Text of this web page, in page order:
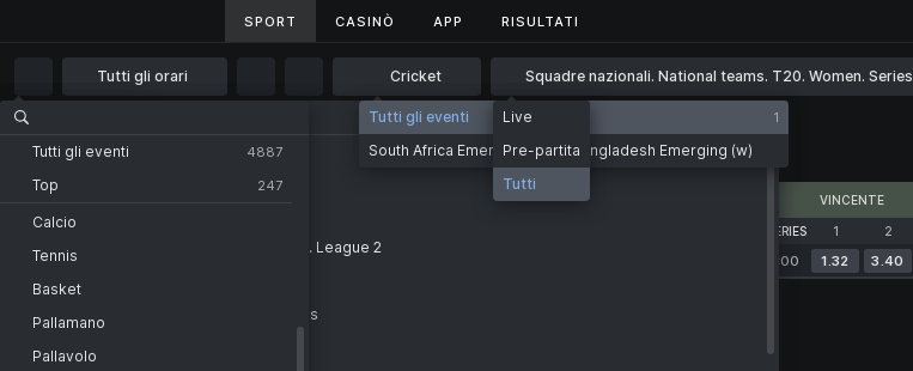
SPORT CASINÒ APP RISULTATI
SPORT CASINÒ APP RISULTATI
Tutti gli orari Cricket Squadre nazionali. National teams. T20. Women. Series
Squadre nazionali National teams. T20. Women. Series
VINCENTE
NATIONAL TEAMS. T20. WOMEN. SERIES 1 2
Domani alle 14:00 1.32 3.40
1 ora
2 ore
4 ore
6 ore
12 ore
1 giorno
2 giorni
Tutti gli eventi 82
CATEGORIA
Squadre nazionali
National teams. ODI. ICC. World Cup. League 2
National teams. ODI. Series
National teams. Test matches. Series
National teams. T20. Series
Tutti gli eventi 1
South Africa Emerging (w) — Bangladesh Emerging (w)
Live
Pre-partita
Tutti
Tutti gli eventi 4887
Top 247
Calcio
Tennis
Basket
Pallamano
Pallavolo